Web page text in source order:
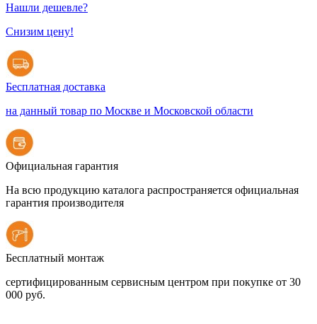
Нашли дешевле?
Снизим цену!
Бесплатная доставка
на данный товар по Москве и Московской области
Официальная гарантия
На всю продукцию каталога распространяется официальная
гарантия производителя
Бесплатный монтаж
сертифицированным сервисным центром при покупке от 30
000 руб.